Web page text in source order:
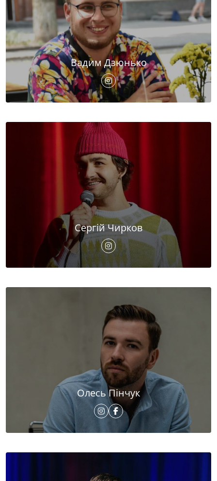
Вадим Дзюнько
Сергій Чирков
Олесь Пінчук